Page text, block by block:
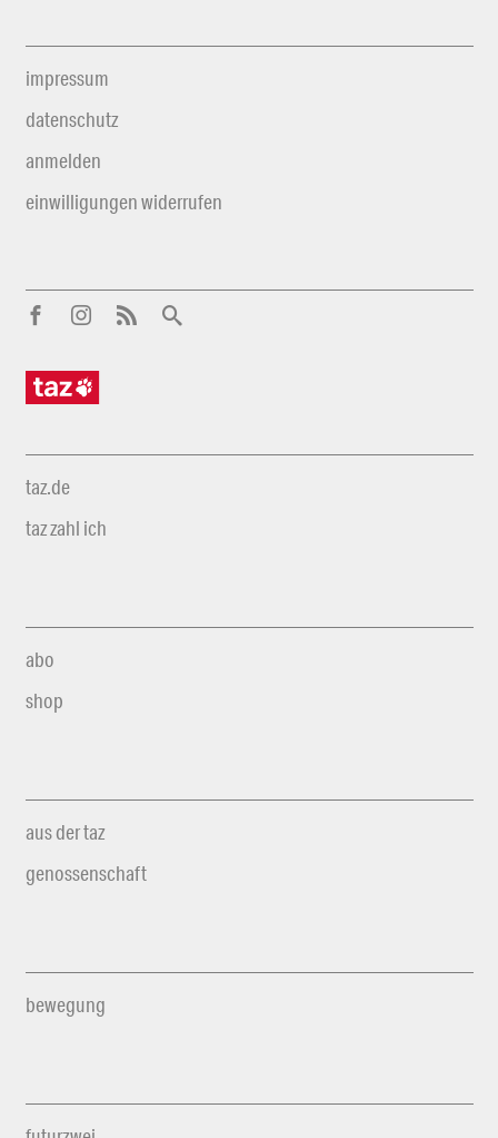
impressum
datenschutz
anmelden
einwilligungen widerrufen
taz.de
taz zahl ich
abo
shop
aus der taz
genossenschaft
bewegung